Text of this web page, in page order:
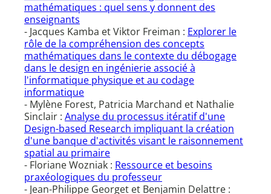
mathématiques : quel sens y donnent des
enseignants
- Jacques Kamba et Viktor Freiman : Explorer le
rôle de la compréhension des concepts
mathématiques dans le contexte du débogage
dans le design en ingénierie associé à
l'informatique physique et au codage
informatique
- Mylène Forest, Patricia Marchand et Nathalie
Sinclair : Analyse du processus itératif d'une
Design-based Research impliquant la création
d'une banque d'activités visant le raisonnement
spatial au primaire
- Floriane Wozniak : Ressource et besoins
praxéologiques du professeur
- Jean-Philippe Georget et Benjamin Delattre :